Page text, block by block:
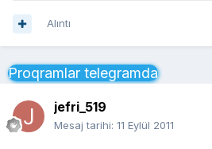
Alıntı
Proqramlar telegramda
jefri_519
Mesaj tarihi: 11 Eylül 2011